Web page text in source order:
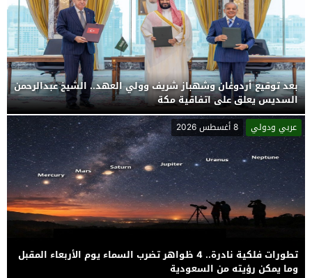
بعد توقيع أردوغان وشهباز شريف وولي العهد.. الشيخ عبدالرحمن
السديس يعلق على اتفاقية مكة
تطورات فلكية نادرة.. 4 ظواهر تضرب السماء يوم الأربعاء المقبل
وما يمكن رؤيته من السعودية
عربي ودولي 8 أغسطس 2026